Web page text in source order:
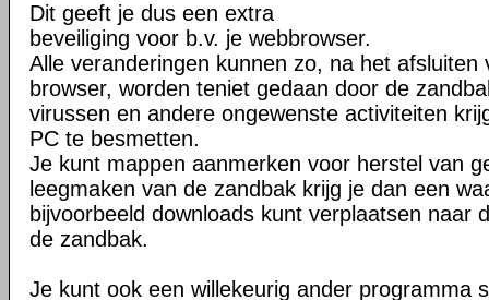
Dit geeft je dus een extra
beveiliging voor b.v. je webbrowser.
Alle veranderingen kunnen zo, na het afsluiten
browser, worden teniet gedaan door de
virussen en andere ongewenste activiteiten
PC te besmetten.
Je kunt mappen aanmerken voor herstel van
leegmaken van de zandbak krijg je dan een
bijvoorbeeld downloads kunt verplaatsen naar
de zandbak.
Je kunt ook een willekeurig ander programma